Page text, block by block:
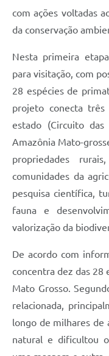
com ações voltadas
da conservação
Nesta primeira
para visitação, com
28 espécies de
projeto conecta
estado (Circuito
Amazônia Mato-
propriedades
comunidades da
pesquisa científica,
fauna e
valorização da
De acordo com
concentra dez das 28
Mato Grosso.
relacionada,
longo de milhares de
natural e dificultou